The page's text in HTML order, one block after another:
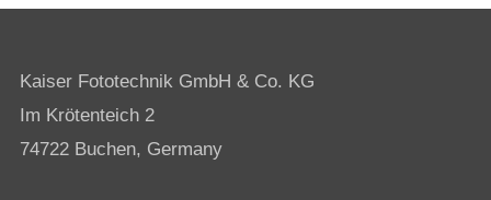
Kaiser Fototechnik GmbH & Co. KG
Im Krötenteich 2
74722 Buchen, Germany